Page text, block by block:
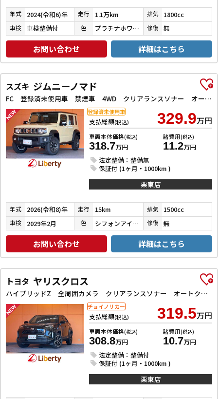
年式 2024(令和6)年 走行 1.1万km 排気 1800cc
車検 車検整備付 色 プラチナホワイトパールマイカ／アティチュードブラックマイカ 修復 無
お問い合わせ 詳細はこちら
スズキ ジムニーノマド
FC 登録済未使用車 禁煙車 4WD クリアランスソナー オートクルーズコントロール レーンアシスト 衝突被害軽減システム オートライト LEDヘッドランプ ヘッドライトウォッシャー アルミホイール
支払総額(税込) 329.9万円
車両本体価格(税込)
318.7万円
諸費用(税込)
11.2万円
法定整備：整備無
保証付 (1ヶ月・1000km )
登録済未使用車
栗東店
年式 2026(令和8)年 走行 15km 排気 1500cc
車検 2029年2月 色 シフォンアイボリーＭ２ブラック２ＴＲ 修復 無
お問い合わせ 詳細はこちら
トヨタ ヤリスクロス
ハイブリッドZ 全周囲カメラ クリアランスソナー オートクルーズコントロール レーンアシスト 衝突被害軽減システム ナビ TV オートマチックハイビーム LEDヘッドランプ アルミホイール スマートキー
支払総額(税込) 319.5万円
車両本体価格(税込)
308.8万円
諸費用(税込)
10.7万円
法定整備：整備付
保証付 (1ヶ月・1000km )
チョイノリカー
栗東店